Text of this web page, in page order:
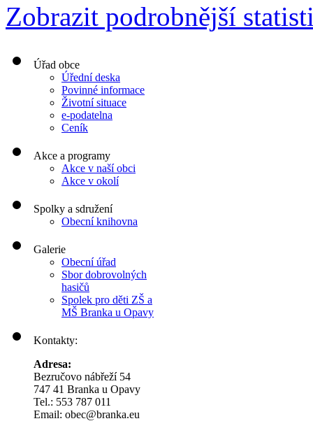
Zobrazit podrobnější
Úřad obce
Úřední deska
Povinné informace
Životní situace
e-podatelna
Ceník
Akce a programy
Akce v naší obci
Akce v okolí
Spolky a sdružení
Obecní knihovna
Galerie
Obecní úřad
Sbor dobrovolných
hasičů
Spolek pro děti ZŠ a
MŠ Branka u Opavy
Kontakty:
Adresa:
Bezručovo nábřeží 54
747 41 Branka u Opavy
Tel.: 553 787 011
Email: obec@branka.eu